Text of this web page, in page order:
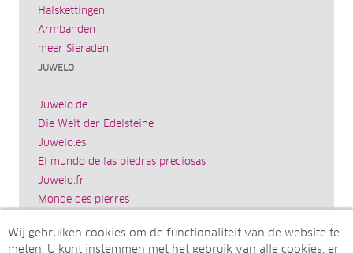
Halskettingen
Armbanden
meer Sieraden
JUWELO
Juwelo.de
Die Welt der Edelsteine
Juwelo.es
El mundo de las piedras preciosas
Juwelo.fr
Monde des pierres
Il mondo delle gemme
Wij gebruiken cookies om de functionaliteit van de website te
meten. U kunt instemmen met het gebruik van alle cookies, er